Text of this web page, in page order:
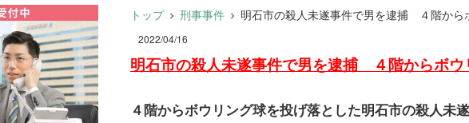
トップ 刑事事件 明石市の殺人未遂事件で男を逮捕 ４階から
2022/04/16
明石市の殺人未遂事件で男を逮捕 ４階からボウ
４階からボウリング球を投げ落とした明石市の殺人未